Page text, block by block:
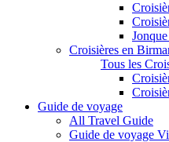
Croisières en
Tous les
Guide de voyage
All Travel Guide
Guide de voyage